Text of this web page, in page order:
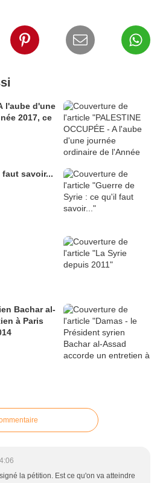
l'aube d'une
2017, ce
savoir...
Bachar al-
à Paris
la pétition. Est ce qu'on va atteindre